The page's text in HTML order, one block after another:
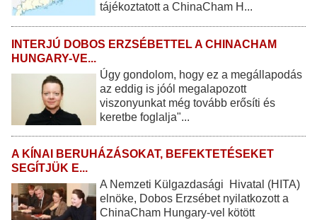
tájékoztatott a ChinaCham H...
INTERJÚ DOBOS ERZSÉBETTEL A CHINACHAM
HUNGARY-VE...
Úgy gondolom, hogy ez a megállapodás
az eddig is jóól megalapozott
viszonyunkat még tovább erősíti és
keretbe foglalja"...
A KÍNAI BERUHÁZÁSOKAT, BEFEKTETÉSEKET
SEGÍTJÜK E...
A Nemzeti Külgazdasági Hivatal (HITA)
elnöke, Dobos Erzsébet nyilatkozott a
ChinaCham Hungary-vel kötött